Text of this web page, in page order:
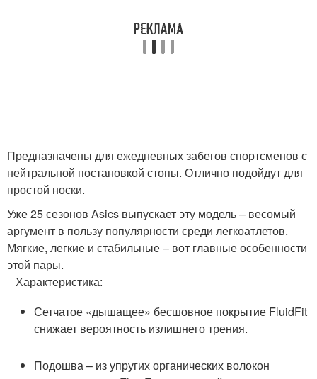
Предназначены для ежедневных забегов спортсменов с
нейтральной постановкой стопы. Отлично подойдут для
простой носки.
Уже 25 сезонов Asics выпускает эту модель – весомый
аргумент в пользу популярности среди легкоатлетов.
Мягкие, легкие и стабильные – вот главные особенности
этой пары.
Характеристика:
Сетчатое «дышащее» бесшовное покрытие FluidFit
снижает вероятность излишнего трения.
Подошва – из упругих органических волокон